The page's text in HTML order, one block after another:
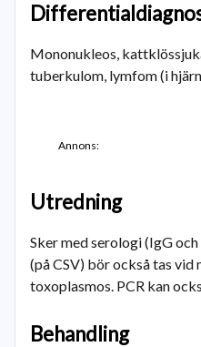
Mononukleos,
tuberkulom, lymfom (i
Annons:
Utredning
Sker med serologi (IgG
(på CSV) bör också tas
toxoplasmos. PCR kan
Behandling